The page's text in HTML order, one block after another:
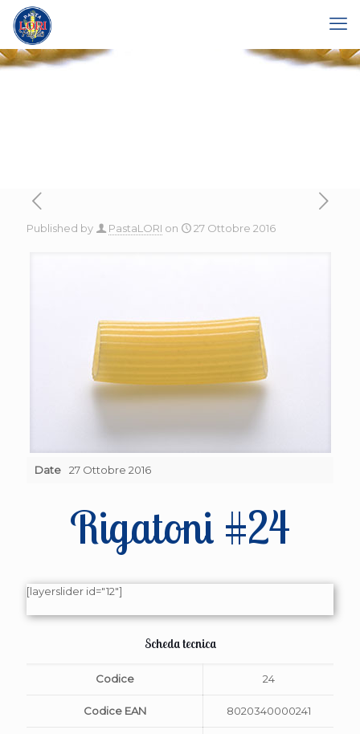
Published by PastaLORI on 27 Ottobre 2016
Date 27 Ottobre 2016
Rigatoni #24
[layerslider id="12"]
Scheda tecnica
Codice 24
Codice EAN 8020340000241